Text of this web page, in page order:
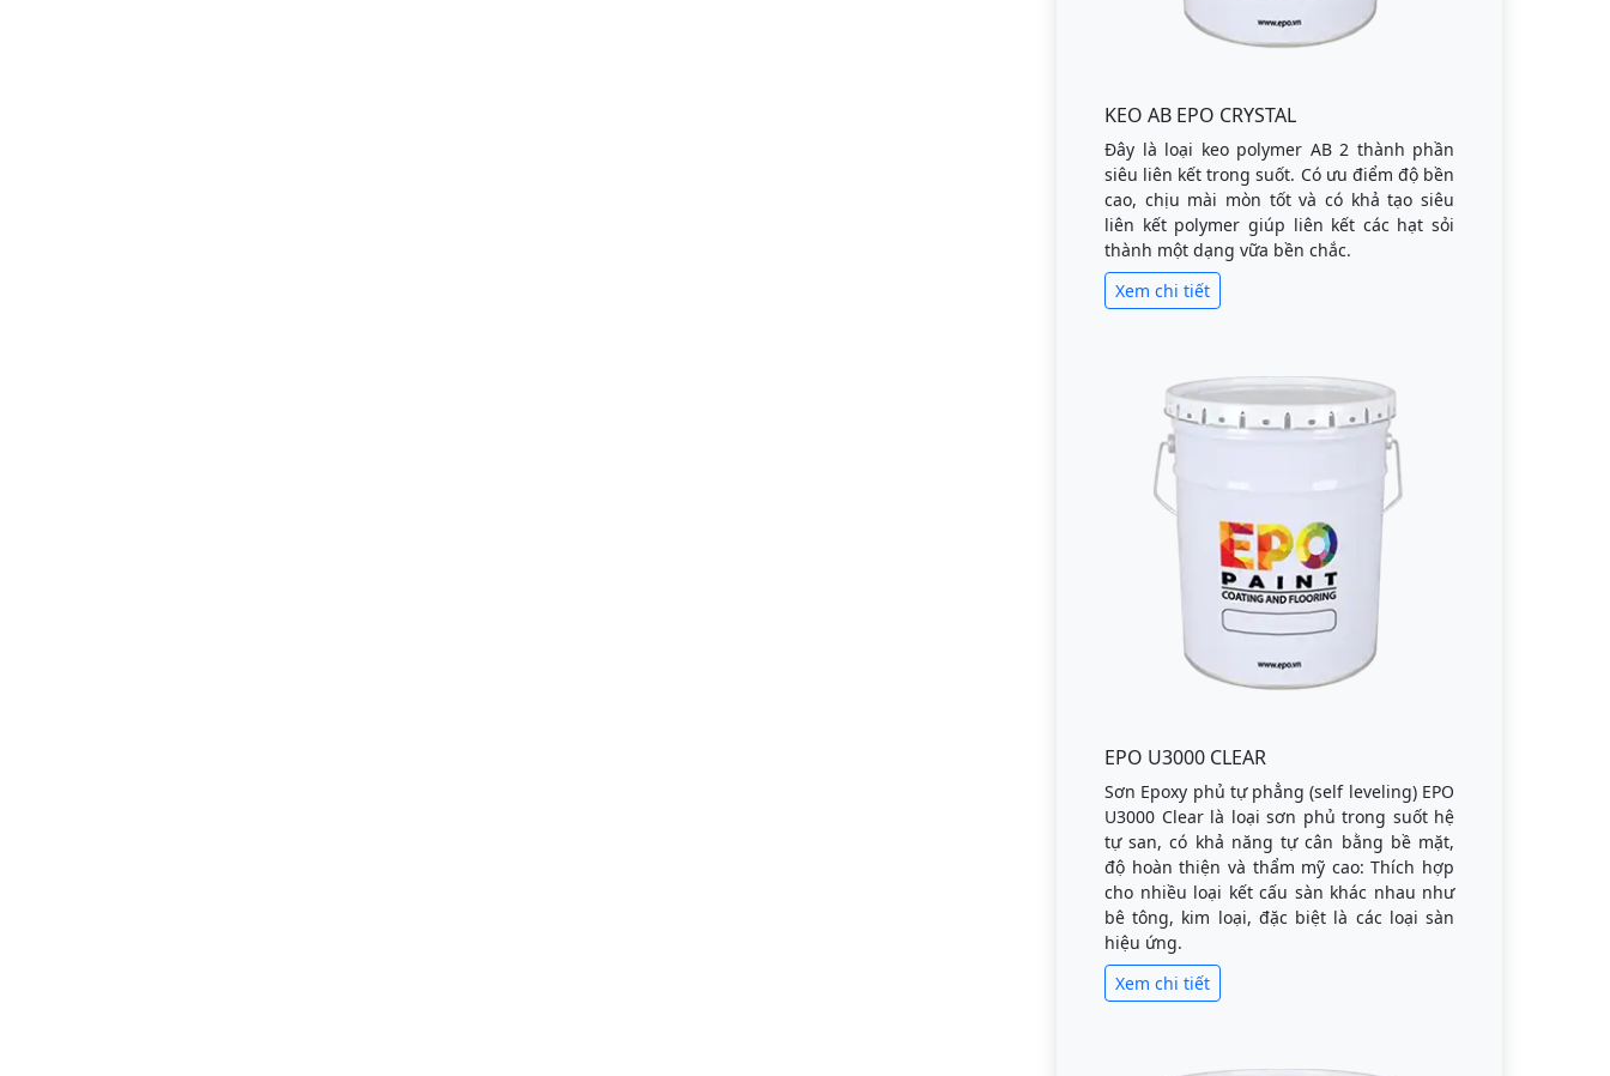
KEO AB EPO CRYSTAL
Đây là loại keo polymer AB 2 thành phần
siêu liên kết trong suốt. Có ưu điểm độ bền
cao, chịu mài mòn tốt và có khả tạo siêu
liên kết polymer giúp liên kết các hạt sỏi
thành một dạng vữa bền chắc.
Xem chi tiết
EPO U3000 CLEAR
Sơn Epoxy phủ tự phẳng (self leveling) EPO
U3000 Clear là loại sơn phủ trong suốt hệ
tự san, có khả năng tự cân bằng bề mặt,
độ hoàn thiện và thẩm mỹ cao: Thích hợp
cho nhiều loại kết cấu sàn khác nhau như
bê tông, kim loại, đặc biệt là các loại sàn
hiệu ứng.
Xem chi tiết